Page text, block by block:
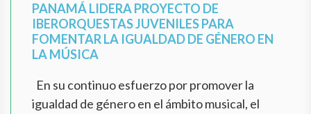
PANAMÁ LIDERA PROYECTO DE
IBERORQUESTAS JUVENILES PARA
FOMENTAR LA IGUALDAD DE GÉNERO EN
LA MÚSICA
En su continuo esfuerzo por promover la
igualdad de género en el ámbito musical, el